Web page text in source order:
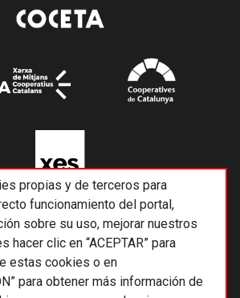
propias y de terceros para
funcionamiento del portal,
sobre su uso, mejorar nuestros
hacer clic en “ACEPTAR” para
estas cookies o en
para obtener más información de